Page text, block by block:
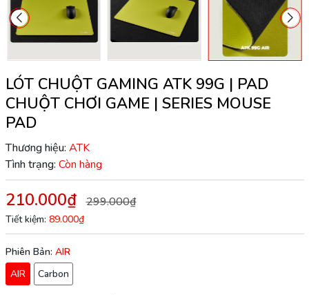
LÓT CHUỘT GAMING ATK 99G | PAD
CHUỘT CHƠI GAME | SERIES MOUSE
PAD
Thương hiệu: ATK
Tình trạng: Còn hàng
210.000₫ 299.000₫
Tiết kiệm: 89.000₫
Phiên Bản: AIR
AIR
Carbon